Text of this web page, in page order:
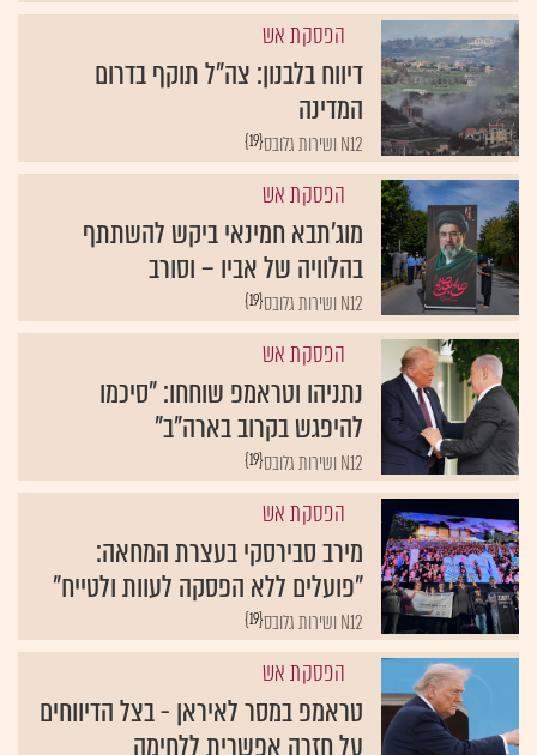
הפסקת אש
דיווח בלבנון: צה"ל תוקף בדרום
המדינה
{19} N12 ושירות גלובס
הפסקת אש
מוג'תבא חמינאי ביקש להשתתף
בהלוויה של אביו – וסורב
{19} N12 ושירות גלובס
הפסקת אש
נתניהו וטראמפ שוחחו: "סיכמו
להיפגש בקרוב בארה"ב"
{19} N12 ושירות גלובס
הפסקת אש
מירב סבירסקי בעצרת המחאה:
"פועלים ללא הפסקה לעוות ולטייח"
{19} N12 ושירות גלובס
הפסקת אש
טראמפ במסר לאיראן - בצל הדיווחים
על חזרה אפשרית ללחימה